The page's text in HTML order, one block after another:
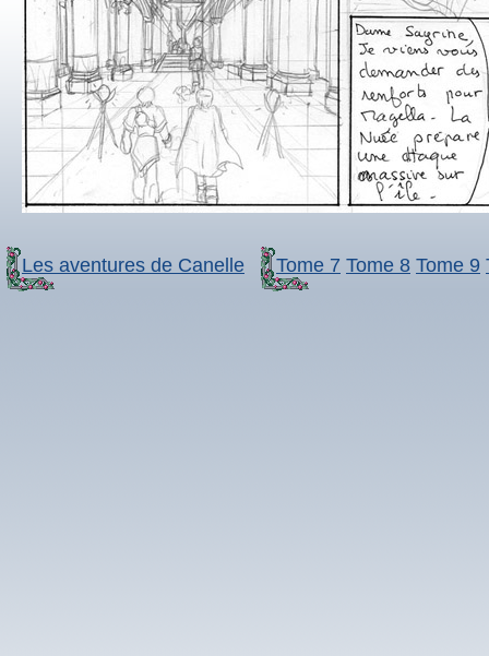
Les aventures de Canelle Tome 7 Tome 8 Tome 9